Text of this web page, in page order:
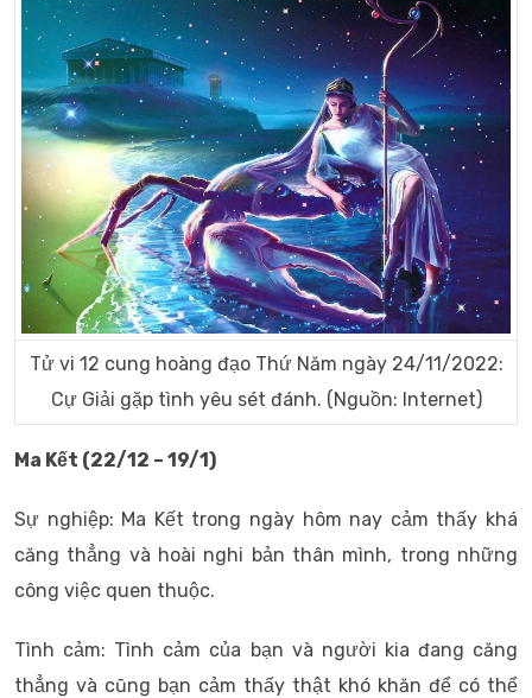
Tử vi 12 cung hoàng đạo Thứ Năm ngày 24/11/2022:
Cự Giải gặp tình yêu sét đánh. (Nguồn: Internet)
Ma Kết (22/12 – 19/1)
Sự nghiệp: Ma Kết trong ngày hôm nay cảm thấy khá
căng thẳng và hoài nghi bản thân mình, trong những
công việc quen thuộc.
Tình cảm: Tình cảm của bạn và người kia đang căng
thẳng và cũng bạn cảm thấy thật khó khăn để có thể